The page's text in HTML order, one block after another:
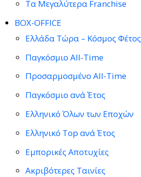
Τα Μεγαλύτερα Franchise
BOX-OFFICE
Ελλάδα Τώρα – Κόσμος Φέτος
Παγκόσμιο All-Time
Προσαρμοσμένο All-Time
Παγκόσμιο ανά Έτος
Ελληνικό Όλων των Εποχών
Ελληνικό Top ανά Έτος
Εμπορικές Αποτυχίες
Ακριβότερες Ταινίες